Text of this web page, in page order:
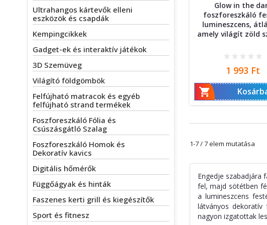
Ultrahangos kártevők elleni
eszközök és csapdák
Kempingcikkek
Gadget-ek és interaktív játékok
3D Szemüveg
Világító földgömbök
Felfújható matracok és egyéb
felfújható strand termékek
Foszforeszkáló Fólia és
Csúszásgátló Szalag
Foszforeszkáló Homok és
Dekoratív kavics
Digitális hőmérők
Függőágyak és hinták
Faszenes kerti grill és kiegészítők
Sport és fitnesz
Glow in the
foszforeszkáló
lumineszcens,
amely világít zöld
Ár
1 993 Ft

1-7 / 7 elem mutatása
Engedje szabadjára
fel, majd sötétben
a lumineszcens
látványos
nagyon izgatottak